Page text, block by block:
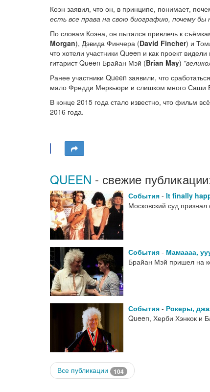
Коэн заявил, что он, в принципе, понимает,
есть все права на свою биографию, почему бы
По словам Коэна, он пытался привлечь к
Morgan), Дэвида Финчера (David Fincher) и
что хотели участники Queen и как проект
гитарист Queen Брайан Мэй (Brian May)
Ранее участники Queen заявили, что
мало Фредди Меркьюри и слишком много Саши
В конце 2015 года стало известно, что фильм
2016 года.
QUEEN - свежие
События - It finally
Московский суд
События - Мамаааа,
Брайан Мэй пришел на
События - Рокеры,
Queen, Херби Хэнкок и
Все публикации 104